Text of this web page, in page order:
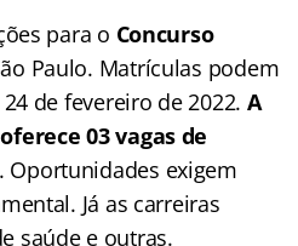
para o Concurso
Paulo. Matrículas podem
de fevereiro de 2022. A
oferece 03 vagas de
. Oportunidades exigem
Já as carreiras
saúde e outras.